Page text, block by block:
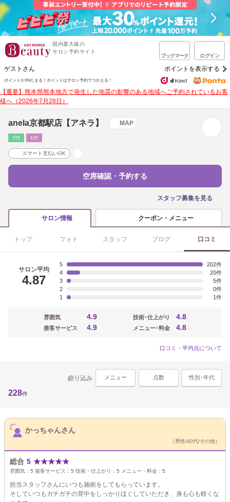
国内最大級の
サロン予約サイト
ブックマーク ログイン
ゲストさん ポイントを表示する
ポイントが1%たまる！ ポイントはサロン予約でつかえる！
【重要】熊本県熊本地方で発生した地震の影響のある地域へご予約されているお客
様へ（2026年7月28日）
anela京都駅店【アネラ】 MAP
ﾘﾗｸ ｴｽﾃ
スマート支払いOK
空席確認・予約する
スタッフ募集を見る
サロン情報 クーポン・メニュー
トップ フォト スタッフ ブログ 口コミ
サロン平均
4.87
5
202
4
20
3
5
2
0
1
1
雰囲気 4.9
接客サービス 4.9
技術･仕上がり 4.8
メニュー･料金 4.8
口コミ・平均点について
絞り込み メニュー 点数 性別･年代
228件
サロンPick Up
かっちゃんさん
（男性/40代/その他）
総合 5 ★★★★★
雰囲気： 5 接客サービス： 5 技術・仕上がり： 5 メニュー・料金： 5
担当スタッフさんにいつも施術をしてもらっています。
そしていつもガチガチの背中をしっかりほぐしていただき、身も心も軽くな